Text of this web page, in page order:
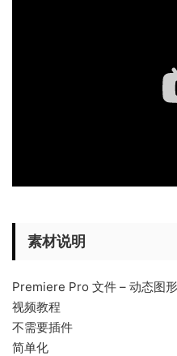
素材说明
Premiere Pro 文件 – 动态图形
视频教程
不需要插件
简单化